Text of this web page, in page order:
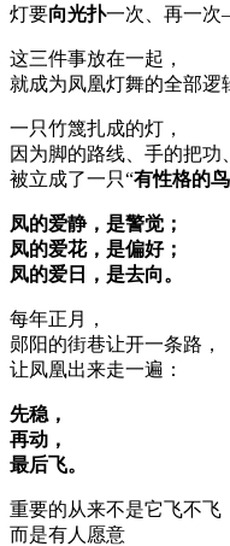
灯要向光扑一次、再一
这三件事放在一起，
就成为凤凰灯舞的全部逻
一只竹篾扎成的灯，
因为脚的路线、手的把功
被立成了一只“有性格的鸟
凤的爱静，是警觉；
凤的爱花，是偏好；
凤的爱日，是去向。
每年正月，
郧阳的街巷让开一条路，
让凤凰出来走一遍：
先稳，
再动，
最后飞。
重要的从来不是它飞不飞
而是有人愿意